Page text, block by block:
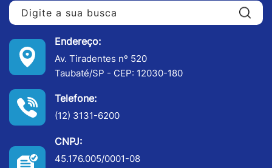
Endereço:
Av. Tiradentes nº 520
Taubaté/SP - CEP: 12030-180
Telefone:
(12) 3131-6200
CNPJ:
45.176.005/0001-08